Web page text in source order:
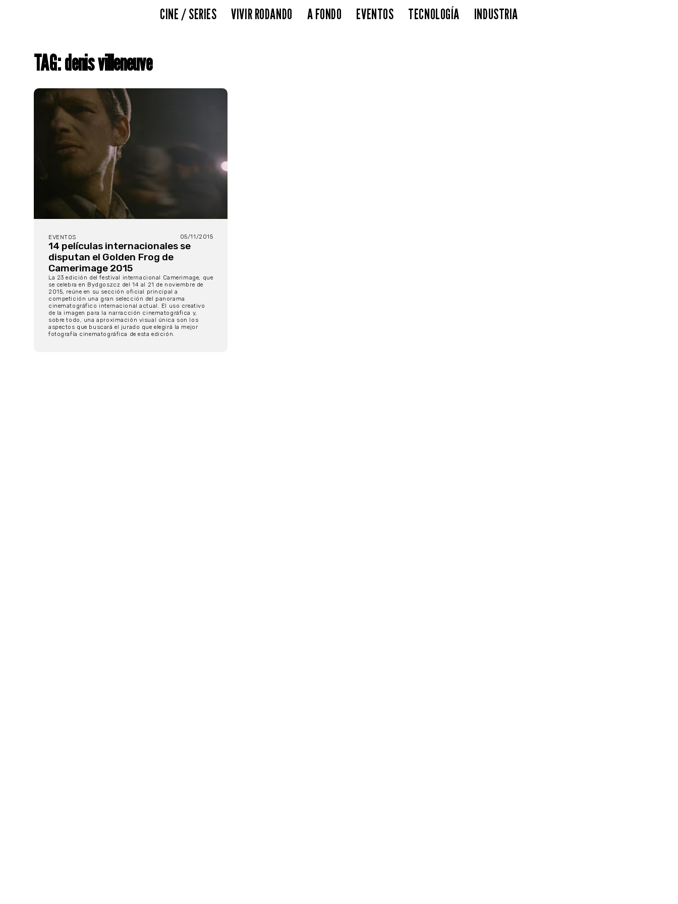
CINE / SERIES VIVIR RODANDO A FONDO EVENTOS TECNOLOGÍA INDUSTRIA
TAG: denis villeneuve
EVENTOS 05/11/2015
14 películas internacionales se
disputan el Golden Frog de
Camerimage 2015
La 23 edición del festival internacional Camerimage, que
se celebra en Bydgoszcz del 14 al 21 de noviembre de
2015, reúne en su sección oficial principal a
competición una gran selección del panorama
cinematográfico internacional actual. El uso creativo
de la imagen para la narracción cinematográfica y,
sobre todo, una aproximación visual única son los
aspectos que buscará el jurado que elegirá la mejor
fotografía cinematográfica de esta edición.